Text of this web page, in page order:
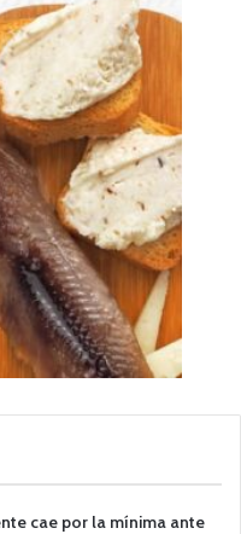
cae por la mínima ante